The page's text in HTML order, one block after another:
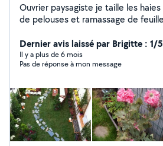
Ouvrier paysagiste je taille les haies et je fais les tontes
de pelouses et ramassage de feuilles et je bricoles
Dernier avis laissé par Brigitte : 1/5
Il y a plus de 6 mois
Pas de réponse à mon message